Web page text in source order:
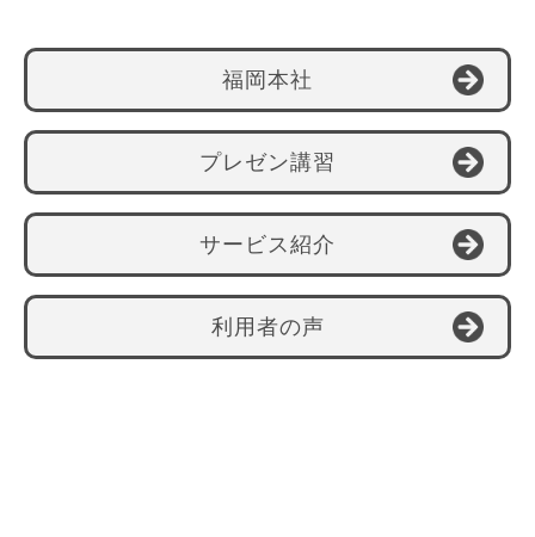
福岡本社
プレゼン講習
サービス紹介
利用者の声